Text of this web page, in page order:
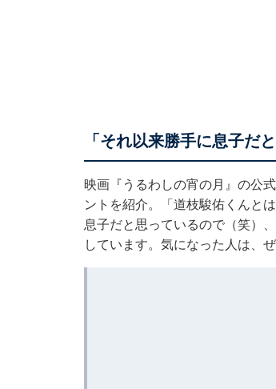
「それ以来勝手に息子だ
映画『うるわしの宵の月』の公
ントを紹介。「道枝駿佑くんと
息子だと思っているので（笑）
しています。気になった人は、